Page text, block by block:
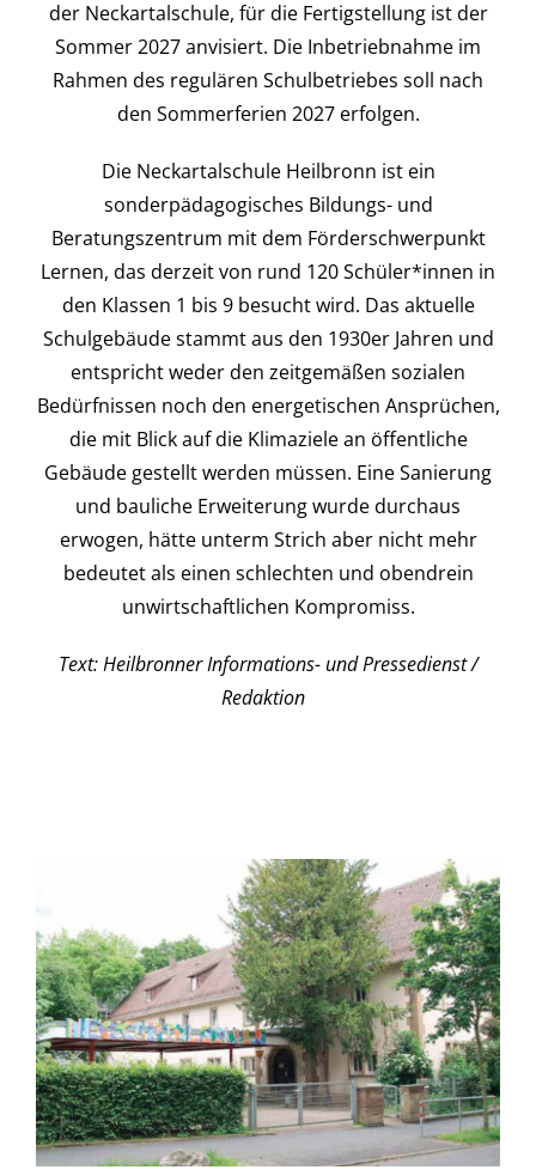
der Neckartalschule, für die Fertigstellung ist der
Sommer 2027 anvisiert. Die Inbetriebnahme im
Rahmen des regulären Schulbetriebes soll nach
den Sommerferien 2027 erfolgen.
Die Neckartalschule Heilbronn ist ein
sonderpädagogisches Bildungs- und
Beratungszentrum mit dem Förderschwerpunkt
Lernen, das derzeit von rund 120 Schüler*innen in
den Klassen 1 bis 9 besucht wird. Das aktuelle
Schulgebäude stammt aus den 1930er Jahren und
entspricht weder den zeitgemäßen sozialen
Bedürfnissen noch den energetischen Ansprüchen,
die mit Blick auf die Klimaziele an öffentliche
Gebäude gestellt werden müssen. Eine Sanierung
und bauliche Erweiterung wurde durchaus
erwogen, hätte unterm Strich aber nicht mehr
bedeutet als einen schlechten und obendrein
unwirtschaftlichen Kompromiss.
Text: Heilbronner Informations- und Pressedienst /
Redaktion